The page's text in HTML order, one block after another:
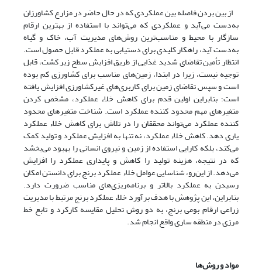
از بین بردن فاصله بین عملکردی که در حال حاضر در مزارع کشاورزان
به‌دست می‌آید و عملکردی که می‌تواند با استفاده از بهترین ارقام
سازگار با محیط و مناسب‌ترین روش‌های مدیریت آب، خاک و گیاه
به‌دست آید، راهکار کلیدی برای دستیابی به عملکرد قابل حصول است.
انتظار تأمین تقاضای شدید غذایی از طریق افزایش سطح زیر کشت، قابل
توجیه نیست، زیرا در ابتدا، زمین‌های مناسب برای کشاورزی کم بوده
است و سپس تقاضای زمین برای کاربری‌های غیرکشاورزی افزایش یافته
است؛ بنابراین اولین قدم برای کاهش خلاء عملکرد، مشخص کردن
متغیرهای مهم محدود کننده عملکرد است. شناخت متغیرهای محدود
کننده عملکرد می‌تواند محققان را در تلاش برای کاهش خلاء عملکرد
یاری دهد. کاهش خلاء عملکرد، نه تنها به افزایش عملکرد و تولید کمک
می‌کند، بلکه کارایی استفاده از زمین و نیروی انسانی را بهبود می‌بخشد
که در نتیجه، هزینه تولید را کاهش و پایداری عملکرد را افزایش
می‌دهد. از این‌رو، شناسایی عوامل خلاء عملکرد برنج برای دانستن امکان
رسیدن به عملکرد بالاتر و برنامه‌ریزی‌های مناسب ضرورت دارد.
بنابراین، این پژوهش با هدف برآورد خلاء عملکرد برنج مرتبط با مدیریت
زراعی ارقام بومی برنج، به دو روش تحلیل مقایسه کارکرد و تابع خط
مرزی در منطقه ساری واقع انجام شد.
مواد و روش‌ها